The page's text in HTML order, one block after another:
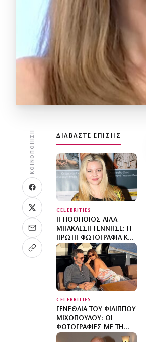
ΚΟΙΝΟΠΟΊΗΣΗ ΔΙΑΒΆΣΤΕ ΕΠΊΣΗΣ
CELEBRITIES
Η ΗΘΟΠΟΙΌΣ ΛΊΛΑ
ΜΠΑΚΛΈΣΗ ΓΈΝΝΗΣΕ: Η
ΠΡΏΤΗ ΦΩΤΟΓΡΑΦΊΑ ΚΑΙ
ΤΟ ΜΉΝΥΜΑ ΤΟΥ
ΣΥΝΤΡΌΦΟΥ ΤΗΣ
CELEBRITIES
ΓΕΝΈΘΛΙΑ ΤΟΥ ΦΊΛΙΠΠΟΥ
ΜΙΧΌΠΟΥΛΟΥ: ΟΙ
ΦΩΤΟΓΡΑΦΊΕΣ ΜΕ ΤΗ
ΣΎΝΤΡΟΦΌ ΤΟΥ